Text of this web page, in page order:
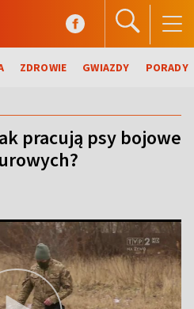
ZDROWIE GWIAZDY PORADY
pracują psy bojowe